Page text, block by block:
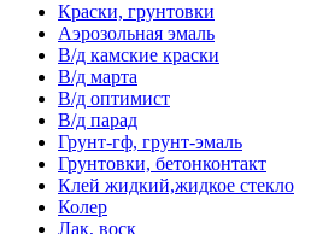
Краски, грунтовки
Аэрозольная эмаль
В/д камские краски
В/д марта
В/д оптимист
В/д парад
Грунт-гф, грунт-эмаль
Грунтовки, бетонконтакт
Клей жидкий,жидкое стекло
Колер
Лак, воск